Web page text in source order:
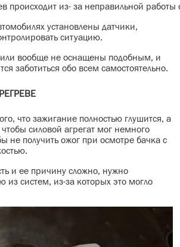
происходит из- за неправильной
установлены датчики,
ситуацию.
вообще не оснащены подобным, и
заботиться обо всем самостоятельно.
что зажигание полностью глушится, а
силовой агрегат мог немного
не получить ожог при осмотре бачка с
и ее причину сложно, нужно
из систем, из-за которых это могло